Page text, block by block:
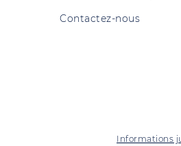
Contactez-nous
Informations